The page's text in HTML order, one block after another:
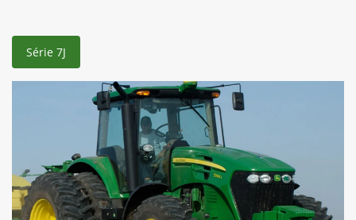
Série 7J